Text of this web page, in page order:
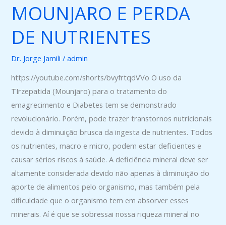
MOUNJARO E PERDA
DE NUTRIENTES
Dr. Jorge Jamili /admin
https://youtube.com/shorts/bvyfrtqdVVo O uso da
TIrzepatida (Mounjaro) para o tratamento do
emagrecimento e Diabetes tem se demonstrado
revolucionário. Porém, pode trazer transtornos nutricionais
devido à diminuição brusca da ingesta de nutrientes. Todos
os nutrientes, macro e micro, podem estar deficientes e
causar sérios riscos à saúde. A deficiência mineral deve ser
altamente considerada devido não apenas à diminuição do
aporte de alimentos pelo organismo, mas também pela
dificuldade que o organismo tem em absorver esses
minerais. Aí é que se sobressai nossa riqueza mineral no
MOUNJARO
E
PERDA
NUTRIENTES